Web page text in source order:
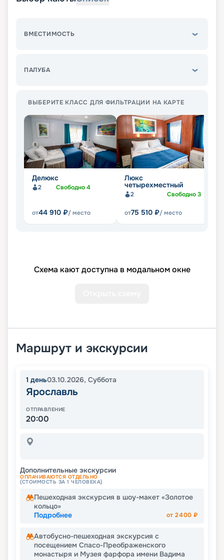
ВМЕСТИМОСТЬ
ПАЛУБА
ВЫБЕРИТЕ КЛАСС ДЛЯ ФИЛЬТРАЦИИ НА КАРТЕ
Делюкс
2 Свободно4
от44 910 ₽/ место
Люкс
четырехместный
2 Свободно3
от75 510 ₽/ место
Схема кают доступна в модальном окне
Маршрут и экскурсии
1 день03.10.2026, Суббота
Ярославль
ОТПРАВЛЕНИЕ
20:00
Дополнительные экскурсии
ОПЛАЧИВАЮТСЯ ОТДЕЛЬНО
(СТОИМОСТЬ ЗА 1 ЧЕЛОВЕКА)
Пешеходная экскурсия в шоу-макет «Золотое
кольцо»
Подробнее
от2400 ₽
Автобусно-пешеходная экскурсия с
посещением Спасо-Преображенского
монастыря и Музея фарфора имени Вадима